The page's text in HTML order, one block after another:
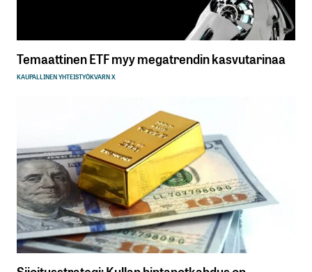
Temaattinen ETF myy megatrendin kasvutarinaa
KAUPALLINEN YHTEISTYÖKVARN X